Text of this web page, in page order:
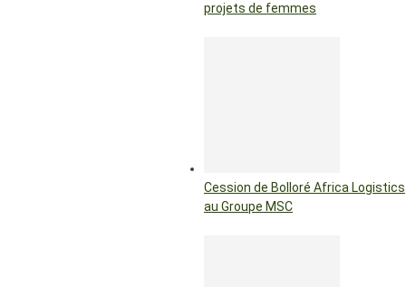
projets de femmes
Cession de Bolloré Africa Logistics
au Groupe MSC